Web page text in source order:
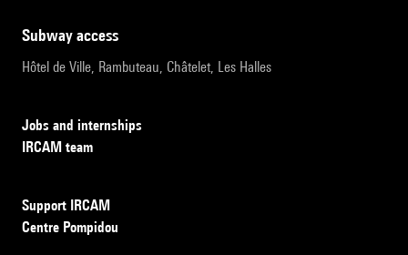
subway access
Hôtel de Ville, Rambuteau, Châtelet, Les Halles
Jobs and internships
IRCAM team
Support IRCAM
Centre Pompidou